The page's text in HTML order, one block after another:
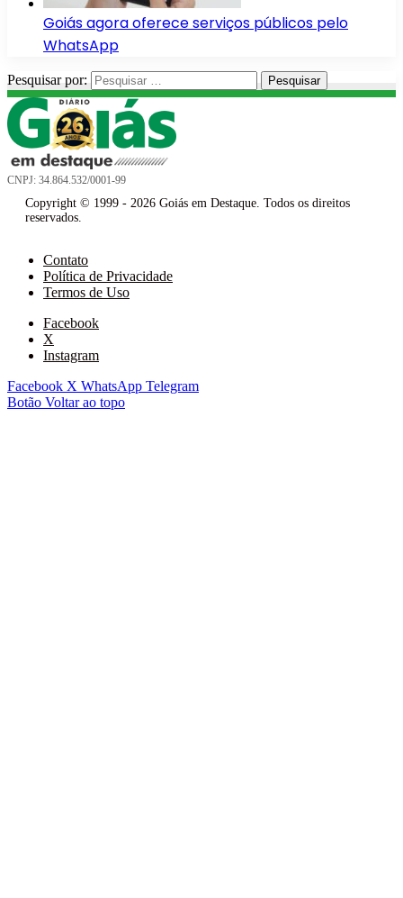
Goiás agora oferece serviços públicos pelo
WhatsApp
Pesquisar por:
CNPJ: 34.864.532/0001-99
Copyright © 1999 - 2026 Goiás em Destaque. Todos os direitos
reservados.
Contato
Política de Privacidade
Termos de Uso
Facebook
X
Instagram
Facebook X WhatsApp Telegram
Botão Voltar ao topo